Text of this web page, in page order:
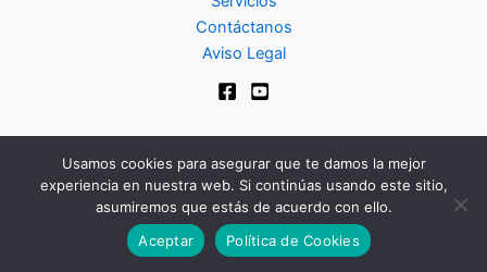
Contáctanos
Aviso Legal
Copyright © 2024 | Club de Aymara
Usamos cookies para asegurar que te damos la mejor
experiencia en nuestra web. Si continúas usando este sitio,
asumiremos que estás de acuerdo con ello.
Aceptar
Política de Cookies